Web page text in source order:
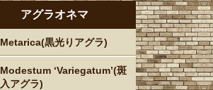
アグラオネマ
Metarica(黒光りアグラ)
Modestum ‘Variegatum’(斑
入アグラ)